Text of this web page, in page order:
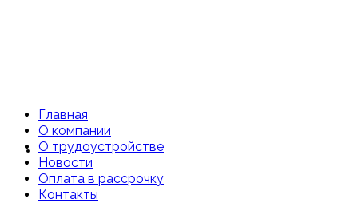
Главная
Главная
О компании
О трудоустройстве
Новости
Оплата в рассрочку
Контакты